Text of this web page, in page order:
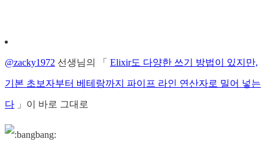
@zacky1972 선생님의 「 Elixir도 다양한 쓰기 방법이 있지만,
기본 초보자부터 베테랑까지 파이프 라인 연산자로 밀어 넣는
다 」이 바로 그대로